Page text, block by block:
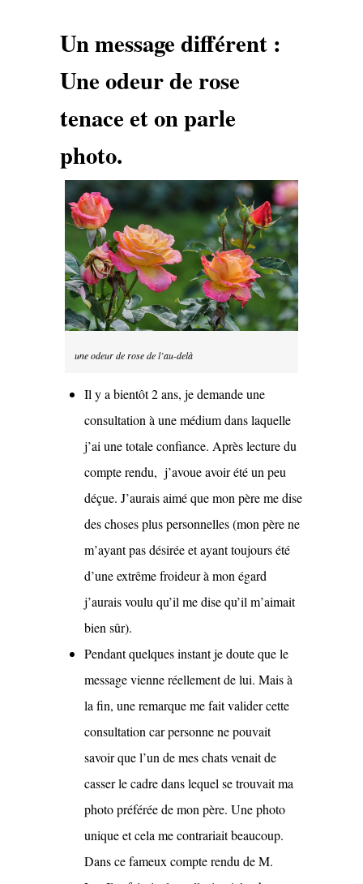
Un message différent :
Une odeur de rose
tenace et on parle
photo.
une odeur de rose de l’au-delà
Il y a bientôt 2 ans, je demande une
consultation à une médium dans laquelle
j’ai une totale confiance. Après lecture du
compte rendu, j’avoue avoir été un peu
déçue. J’aurais aimé que mon père me dise
des choses plus personnelles (mon père ne
m’ayant pas désirée et ayant toujours été
d’une extrême froideur à mon égard
j’aurais voulu qu’il me dise qu’il m’aimait
bien sûr).
Pendant quelques instant je doute que le
message vienne réellement de lui. Mais à
la fin, une remarque me fait valider cette
consultation car personne ne pouvait
savoir que l’un de mes chats venait de
casser le cadre dans lequel se trouvait ma
photo préférée de mon père. Une photo
unique et cela me contrariait beaucoup.
Dans ce fameux compte rendu de M.